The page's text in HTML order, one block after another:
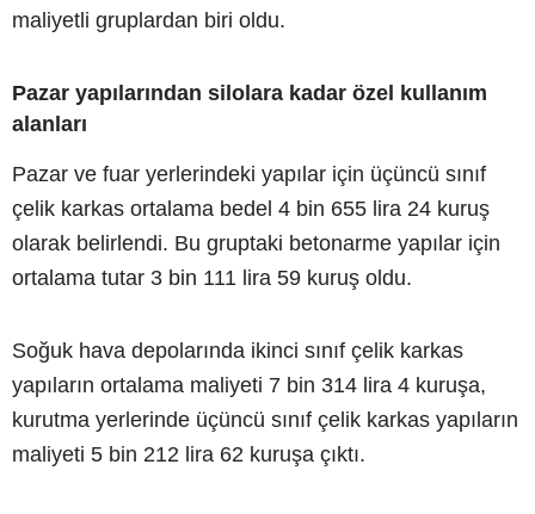
maliyetli gruplardan biri oldu.
Pazar yapılarından silolara kadar özel kullanım
alanları
Pazar ve fuar yerlerindeki yapılar için üçüncü sınıf
çelik karkas ortalama bedel 4 bin 655 lira 24 kuruş
olarak belirlendi. Bu gruptaki betonarme yapılar için
ortalama tutar 3 bin 111 lira 59 kuruş oldu.
Soğuk hava depolarında ikinci sınıf çelik karkas
yapıların ortalama maliyeti 7 bin 314 lira 4 kuruşa,
kurutma yerlerinde üçüncü sınıf çelik karkas yapıların
maliyeti 5 bin 212 lira 62 kuruşa çıktı.